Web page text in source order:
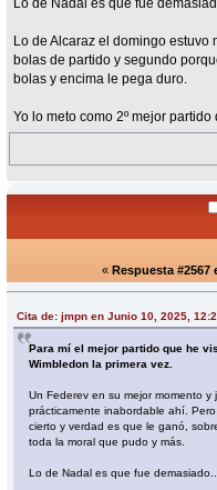
Lo de Alcaraz el domingo estuvo
bolas de partido y segundo
bolas y encima le pega duro.
Yo lo meto como 2º mejor partido
« Respuesta #2567
Cita de: jmpn en Junio 10, 2025,
Para mí el mejor partido que he
Wimbledon la primera vez.
Un Federev en su mejor momento
prácticamente inabordable ahí.
cierto y verdad es que le ganó,
toda la moral que pudo y más.
Lo de Nadal es que fue demasiado...